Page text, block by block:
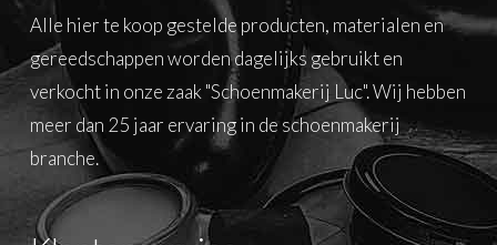
Alle hier te koop gestelde producten, materialen en
gereedschappen worden dagelijks gebruikt en
verkocht in onze zaak "Schoenmakerij Luc". Wij hebben
meer dan 25 jaar ervaring in de schoenmakerij
branche.